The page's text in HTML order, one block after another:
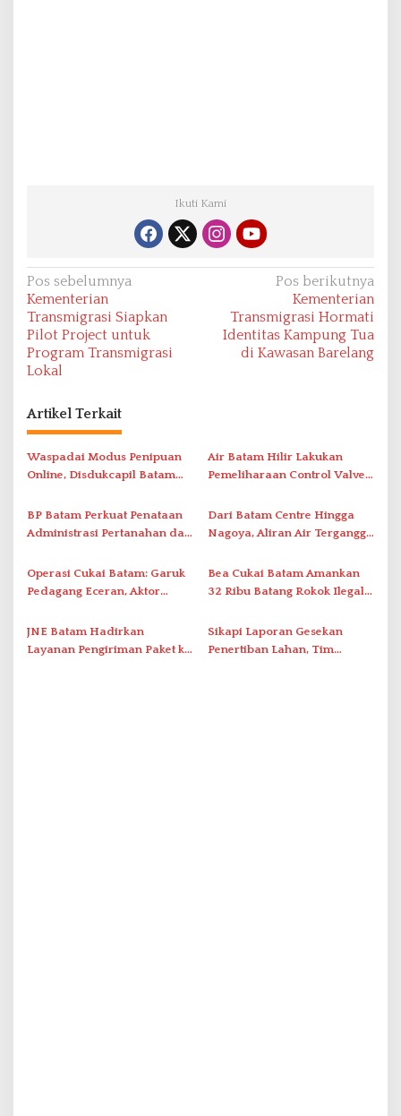
Ikuti Kami
N
a
v
i
a
s
i
p
o
s
Pos sebelumnya
Kementerian
Transmigrasi Siapkan
Pilot Project untuk
Program Transmigrasi
Lokal
Pos berikutnya
Kementerian
Transmigrasi Hormati
Identitas Kampung Tua
di Kawasan Barelang
Artikel Terkait
Waspadai Modus Penipuan
Online, Disdukcapil Batam
Tatap Muka
Air Batam Hilir Lakukan
Pemeliharaan Control Valve,
BP Batam Perkuat Penataan
Administrasi Pertanahan dan
Dari Batam Centre Hingga
Nagoya, Aliran Air Terganggu
Duriangkang
Operasi Cukai Batam: Garuk
Pedagang Eceran, Aktor
Tersentuh?
Bea Cukai Batam Amankan
32 Ribu Batang Rokok Ilegal
JNE Batam Hadirkan
Layanan Pengiriman Paket ke
Sikapi Laporan Gesekan
Penertiban Lahan, Tim